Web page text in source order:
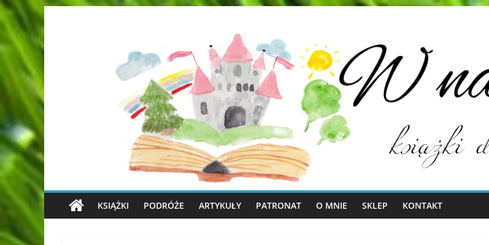
KSIĄŻKI PODRÓŻE ARTYKUŁY PATRONAT O MNIE SKLEP KONTAKT